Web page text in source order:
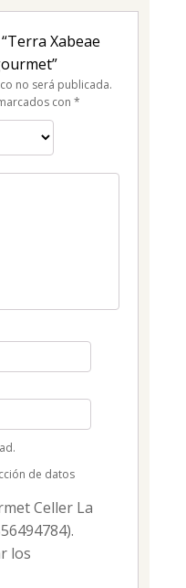
Xabeae
no será publicada.
con *
de datos
Celler La
los